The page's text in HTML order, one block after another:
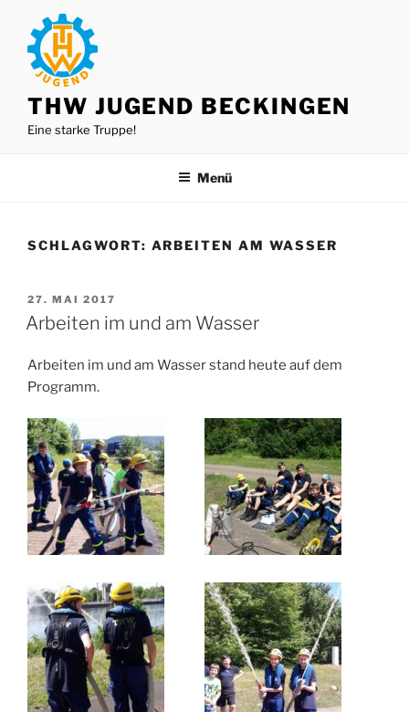
Inhalt
springen
THW JUGEND BECKINGEN
Eine starke Truppe!
Menü
SCHLAGWORT: ARBEITEN AM WASSER
VERÖFFENTLICHT
AM
27. MAI 2017
Arbeiten im und am Wasser
Arbeiten im und am Wasser stand heute auf dem
Programm.